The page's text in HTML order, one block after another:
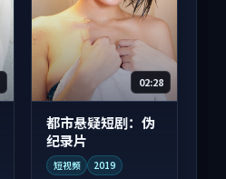
02:28
都市悬疑短剧：伪
纪录片
短视频 2019